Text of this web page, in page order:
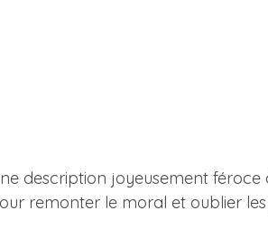
description joyeusement
remonter le moral et oublier les